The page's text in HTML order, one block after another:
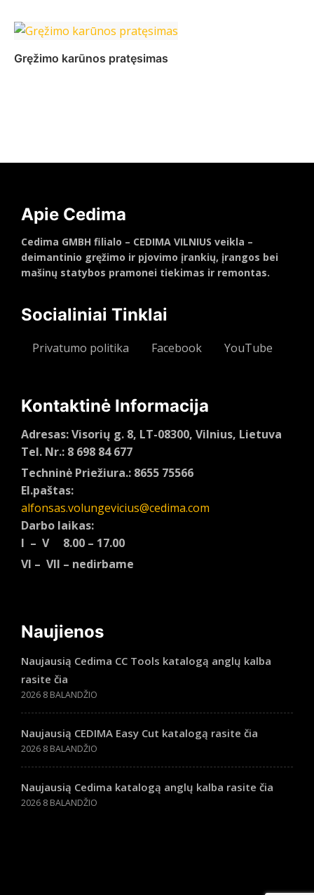
Daugiau
Gręžimo karūnos pratęsimas
Apie Cedima
Cedima GMBH filialo – CEDIMA VILNIUS veikla –
deimantinio gręžimo ir pjovimo įrankių, įrangos bei
mašinų statybos pramonei tiekimas ir remontas.
Socialiniai Tinklai
Privatumo politika Facebook YouTube
Kontaktinė Informacija
Adresas: Visorių g. 8, LT-08300, Vilnius, Lietuva
Tel. Nr.: 8 698 84 677
Techninė Priežiura.: 8655 75566
El.paštas:
alfonsas.volungevicius@cedima.com
Darbo laikas:
I – V 8.00 – 17.00
VI – VII – nedirbame
Naujienos
Naujausią Cedima CC Tools katalogą anglų kalba
rasite čia
2026 8 BALANDŽIO
Naujausią CEDIMA Easy Cut katalogą rasite čia
2026 8 BALANDŽIO
Naujausią Cedima katalogą anglų kalba rasite čia
2026 8 BALANDŽIO